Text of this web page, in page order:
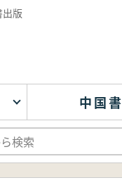
出版
中国書